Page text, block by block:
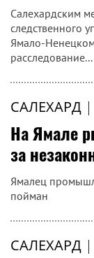
Салехардским
следственного
Ямало-
расследование...
САЛЕХАРД |
На Ямале
за
Ямалец
пойман
САЛЕХАРД |